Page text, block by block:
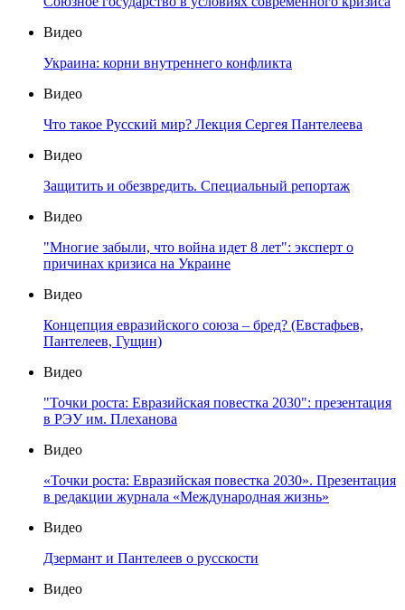
Видео
Украина: корни внутреннего конфликта
Видео
Что такое Русский мир? Лекция Сергея Пантелеева
Видео
Защитить и обезвредить. Специальный репортаж
Видео
"Многие забыли, что война идет 8 лет": эксперт о
причинах кризиса на Украине
Видео
Концепция евразийского союза – бред? (Евстафьев,
Пантелеев, Гущин)
Видео
"Точки роста: Евразийская повестка 2030": презентация
в РЭУ им. Плеханова
Видео
«Точки роста: Евразийская повестка 2030». Презентация
в редакции журнала «Международная жизнь»
Видео
Дзермант и Пантелеев о русскости
Видео